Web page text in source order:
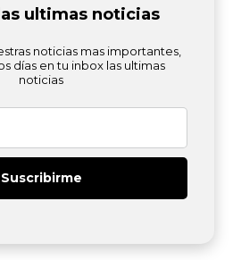
ultimas noticias
noticias mas importantes,
días en tu inbox las ultimas
noticias
Suscribirme